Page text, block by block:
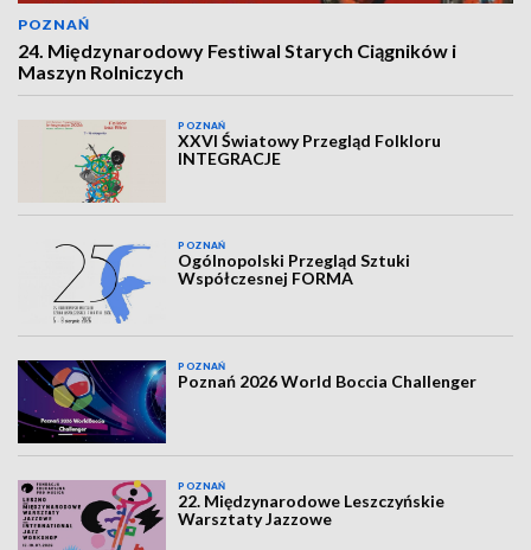
POZNAŃ
24. Międzynarodowy Festiwal Starych Ciągników i
Maszyn Rolniczych
POZNAŃ
XXVI Światowy Przegląd Folkloru
INTEGRACJE
POZNAŃ
Ogólnopolski Przegląd Sztuki
Współczesnej FORMA
POZNAŃ
Poznań 2026 World Boccia Challenger
POZNAŃ
22. Międzynarodowe Leszczyńskie
Warsztaty Jazzowe